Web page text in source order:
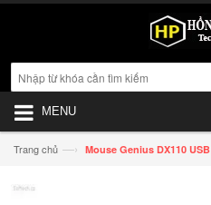
MENU
Trang chủ —› Mouse Genius DX110 USB